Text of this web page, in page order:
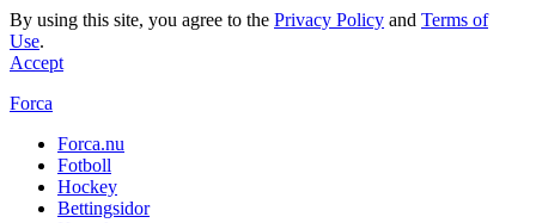
By using this site, you agree to the Privacy Policy and Terms of
Use.
Accept
Forca
Forca.nu
Fotboll
Hockey
Bettingsidor